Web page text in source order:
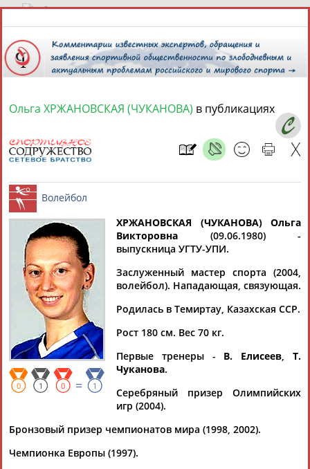
8 августа 2026 года,12:19
Найдено: 1персона Расширенный поиск
Ольга
ХРЖАНОВСКАЯ
Ваш запрос: "Ольга ХРЖАНОВСКАЯ (ЧУКАНОВА)"
По условиям запроса публикаций нет
Ольга ХРЖАНОВСКАЯ (ЧУКАНОВА) в публикациях
Волейбол
0 1 0 = 1
ХРЖАНОВСКАЯ (ЧУКАНОВА) Ольга
Викторовна (09.06.1980) -
выпускница УГТУ-УПИ.
Заслуженный мастер спорта (2004,
волейбол). Нападающая, связующая.
Родилась в Темиртау, Казахская ССР.
Рост 180 см. Вес 70 кг.
Первые тренеры - В. Елисеев,Т.
Чуканова.
Серебряный призер Олимпийских
игр (2004).
Бронзовый призер чемпионатов мира (1998, 2002).
Чемпионка Европы (1997).